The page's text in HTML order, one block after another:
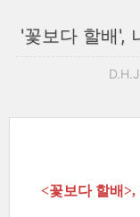
'꽃보다 할배',
<꽃보다 할배>,